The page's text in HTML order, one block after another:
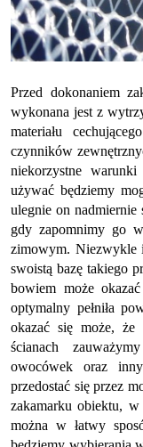
Przed dokonaniem
wykonana jest z
materiału
czynników
niekorzystne
używać będziemy
ulegnie on
gdy zapomnimy go
zimowym. Niezwykle
swoistą bazę takiego
bowiem może
optymalny pełniła
okazać się może,
ścianach
owocówek oraz
przedostać się przez
zakamarku obiektu,
można w łatwy